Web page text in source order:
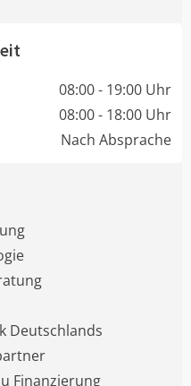
08:00 - 19:00 Uhr
08:00 - 18:00 Uhr
Nach Absprache
Deutschlands
Finanzierung